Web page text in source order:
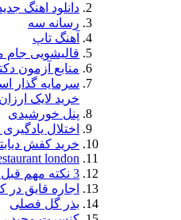
دانلود اهنگ
رسانه سه
آهنگ تاپ
قالیشویی جام
منابع آزمون
سرمایه گذار
خرید لایک
پنل خورشیدی
اختلال
خرید کفش
london
3 نکته مهم قبل از خرید پاد سیستم
اجاره قایق
بذر گل فصلی